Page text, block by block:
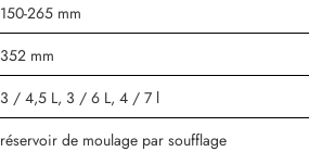
150-265 mm
352 mm
3 / 4,5 L, 3 / 6 L, 4 / 7 l
réservoir de moulage par soufflage